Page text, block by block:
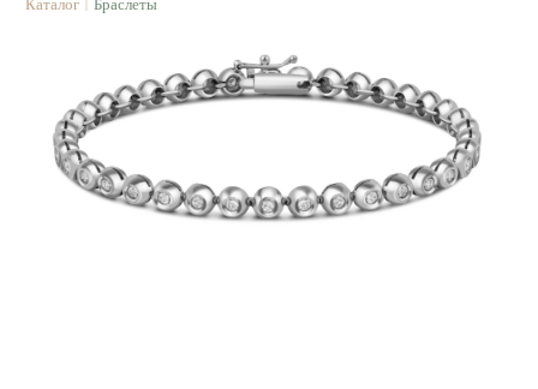
Каталог | Браслеты